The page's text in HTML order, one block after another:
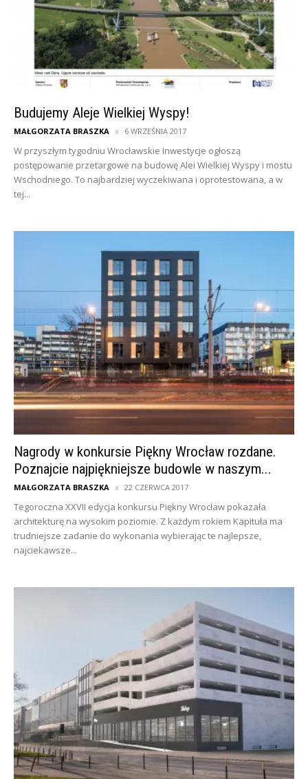
Budujemy Aleje Wielkiej Wyspy!
MAŁGORZATA BRASZKA 6 WRZEŚNIA 2017
W przyszłym tygodniu Wrocławskie Inwestycje ogłoszą
postępowanie przetargowe na budowę Alei Wielkiej Wyspy i mostu
Wschodniego. To najbardziej wyczekiwana i oprotestowana, a w
tej...
Nagrody w konkursie Piękny Wrocław rozdane.
Poznajcie najpiękniejsze budowle w naszym...
MAŁGORZATA BRASZKA 22 CZERWCA 2017
Tegoroczna XXVII edycja konkursu Piękny Wrocław pokazała
architekturę na wysokim poziomie. Z każdym rokiem Kapituła ma
trudniejsze zadanie do wykonania wybierając te najlepsze,
najciekawsze...